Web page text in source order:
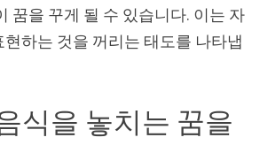
꿈을 꾸게 될 수 있습니다. 이는 자
하는 것을 꺼리는 태도를 나타냅
식을 놓치는 꿈을